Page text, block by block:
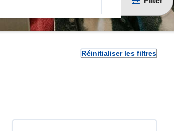
Réinitialiser les filtres